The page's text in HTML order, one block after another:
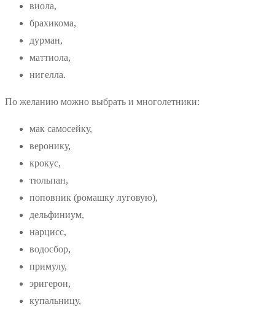
виола,
брахикома,
дурман,
маттиола,
нигелла.
По желанию можно выбрать и многолетники:
мак самосейку,
веронику,
крокус,
тюльпан,
поповник (ромашку луговую),
дельфиниум,
нарцисс,
водосбор,
примулу,
эригерон,
купальницу,